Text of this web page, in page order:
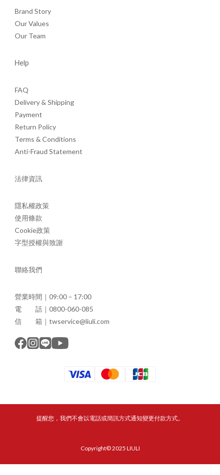
Brand Story
Our Values
Our Team
Help
FAQ
Delivery & Shipping
Payment
Return Policy
Terms & Conditions
Anti-Fraud Statement
法律資訊
隱私權政策
使用條款
Cookie政策
字型授權與致謝
聯絡我們
營業時間｜09:00 – 17:00
電 話｜0800-060-085
信 箱｜twservice@liuli.com
提醒您，我們不會以電話或簡訊方式通知變更付款方式。
Copyright© 2025 LIULI